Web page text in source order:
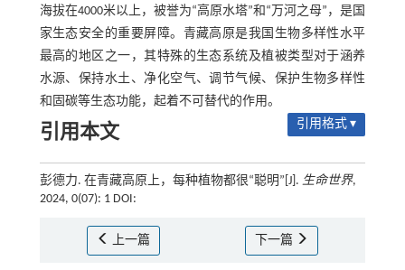
海拔在4000米以上，被誉为“高原水塔”和“万河之母”，是国
家生态安全的重要屏障。青藏高原是我国生物多样性水平
最高的地区之一，其特殊的生态系统及植被类型对于涵养
水源、保持水土、净化空气、调节气候、保护生物多样性
和固碳等生态功能，起着不可替代的作用。
引用本文 引用格式 ▾
彭德力. 在青藏高原上，每种植物都很“聪明”[J]. 生命世界,
2024, 0(07): 1 DOI:
上一篇 下一篇